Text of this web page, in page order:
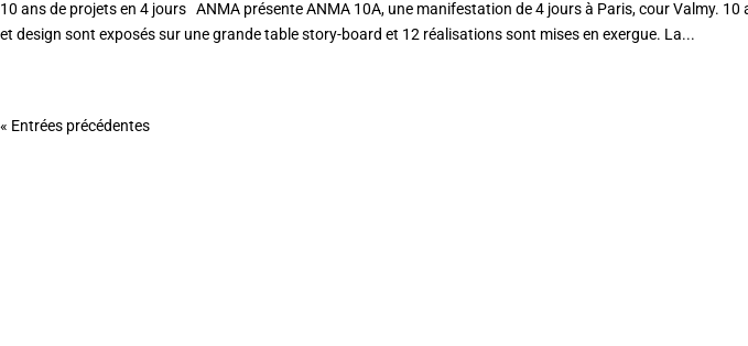
10 ans de projets en 4 jours ANMA présente ANMA 10A, une manifestation de 4 jours à Paris, cour Valmy.
et design sont exposés sur une grande table story-board et 12 réalisations sont mises en exergue. La...
« Entrées précédentes